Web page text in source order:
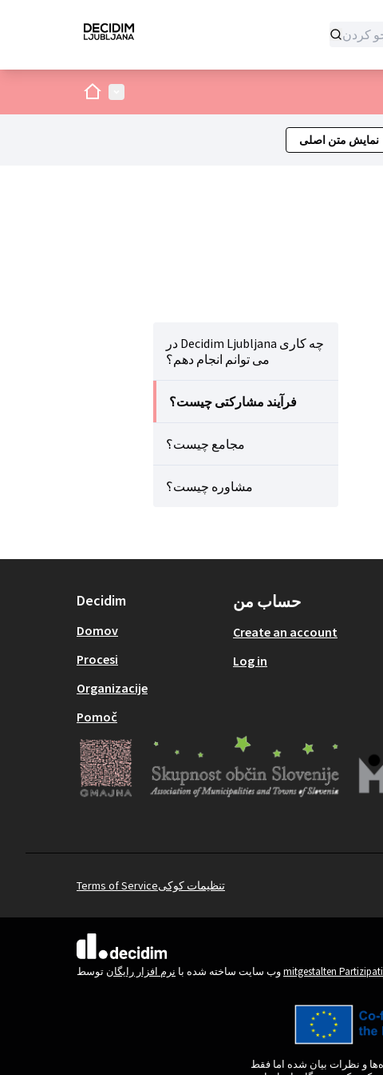
صفحه اصلی
منوی اصلی
نمایش متن اصلی
در Decidim Ljubljana چه کاری
می توانم انجام دهم؟
فرآیند مشارکتی چیست؟
مجامع چیست؟
مشاوره چیست؟
Decidim
Domov
Procesi
Organizacije
Pomoč
حساب من
Create an account
Log in
Terms of Serviceتنظیمات کوکی
(لینک خارجی) وب سایت ساخته شده با نرم افزار رایگان mitgestalten
و نظرات بیان شده اما فقط